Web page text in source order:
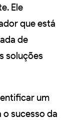
Ele
que está
de
soluções
um
sucesso da